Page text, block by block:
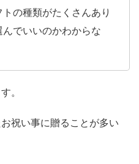
の種類がたくさんあり
でいいのかわからな
。
祝い事に贈ることが多い